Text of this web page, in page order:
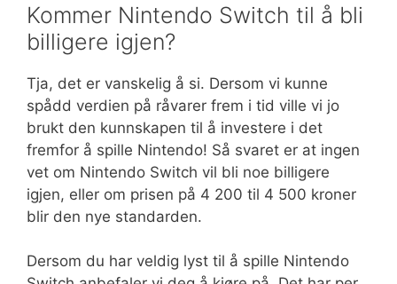
Kommer Nintendo Switch til å bli
billigere igjen?
Tja, det er vanskelig å si. Dersom vi kunne
spådd verdien på råvarer frem i tid ville vi jo
brukt den kunnskapen til å investere i det
fremfor å spille Nintendo! Så svaret er at ingen
vet om Nintendo Switch vil bli noe billigere
igjen, eller om prisen på 4 200 til 4 500 kroner
blir den nye standarden.
Dersom du har veldig lyst til å spille Nintendo